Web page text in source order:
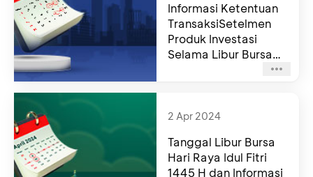
Informasi Ketentuan
TransaksiSetelmen
Produk Investasi
Selama Libur Bursa
2 Apr 2024
Tanggal Libur Bursa
Hari Raya Idul Fitri
1445 H dan Informasi